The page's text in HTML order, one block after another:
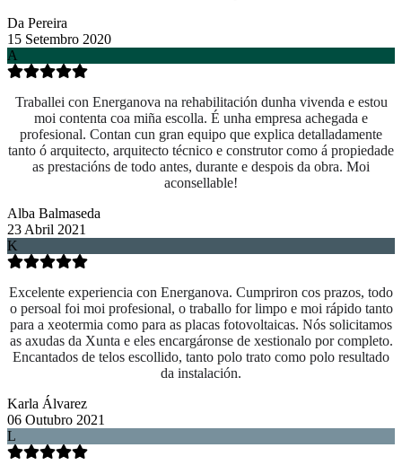
Da Pereira
15 Setembro 2020
A
Traballei con Energanova na rehabilitación dunha vivenda e estou
moi contenta coa miña escolla. É unha empresa achegada e
profesional. Contan cun gran equipo que explica detalladamente
tanto ó arquitecto, arquitecto técnico e construtor como á propiedade
as prestacións de todo antes, durante e despois da obra. Moi
aconsellable!
Alba Balmaseda
23 Abril 2021
K
Excelente experiencia con Energanova. Cumpriron cos prazos, todo
o persoal foi moi profesional, o traballo for limpo e moi rápido tanto
para a xeotermia como para as placas fotovoltaicas. Nós solicitamos
as axudas da Xunta e eles encargáronse de xestionalo por completo.
Encantados de telos escollido, tanto polo trato como polo resultado
da instalación.
Karla Álvarez
06 Outubro 2021
L